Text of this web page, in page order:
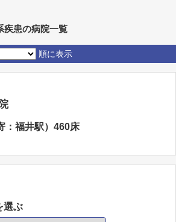
疾患の病院一覧
順に表示
：福井駅）460床
選ぶ